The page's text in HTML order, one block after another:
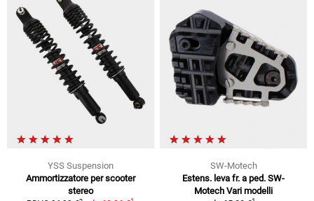
YSS Suspension
Ammortizzatore per scooter
stereo
SW-Motech
Estens. leva fr. a ped. SW-
Motech Vari modelli